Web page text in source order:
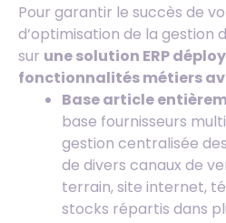
Pour garantir le succès de
d’optimisation de la gestion
sur une solution ERP
fonctionnalités métiers
Base article
base fournisseurs
gestion centralisée
de divers canaux de
terrain, site internet,
stocks répartis dans